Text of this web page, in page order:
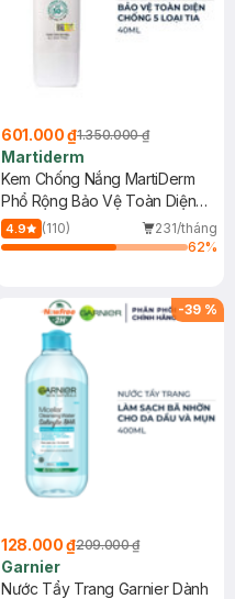
601.000 ₫1.350.000 ₫
Martiderm
Kem Chống Nắng MartiDerm
Phổ Rộng Bảo Vệ Toàn Diện
40ml
4.9 (110)
231/tháng
62%
-39 %
128.000 ₫209.000 ₫
Garnier
Nước Tẩy Trang Garnier Dành